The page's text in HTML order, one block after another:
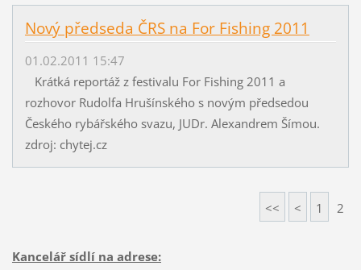
Nový předseda ČRS na For Fishing 2011
01.02.2011 15:47
Krátká reportáž z festivalu For Fishing 2011 a
rozhovor Rudolfa Hrušínského s novým předsedou
Českého rybářského svazu, JUDr. Alexandrem Šímou.
zdroj: chytej.cz
<< < 1 2
Kancelář sídlí na adrese: